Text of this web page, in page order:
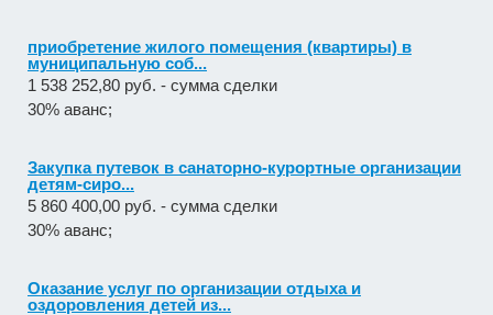
приобретение жилого помещения (квартиры) в
муниципальную соб...
1 538 252,80 руб. - сумма сделки
30% аванс;
Закупка путевок в санаторно-курортные организации
детям-сиро...
5 860 400,00 руб. - сумма сделки
30% аванс;
Оказание услуг по организации отдыха и
оздоровления детей из...